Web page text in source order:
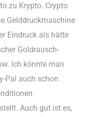
zu Krypto. Crypto
Gelddruckmaschine
Eindruck als hätte
Goldrausch-
Ich könnte man
Pal auch schon
Auch gut ist es,